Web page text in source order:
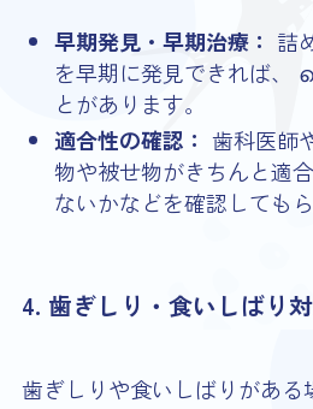
早期発見・早期治療： 詰
を早期に発見できれば、
とがあります。
適合性の確認： 歯科医師
物や被せ物がきちんと適
ないかなどを確認しても
4. 歯ぎしり・食いしばり
歯ぎしりや食いしばりがある